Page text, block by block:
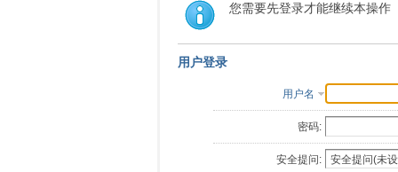
您需要先登录才能继续本操作
用户登录
用户名
密码:
安全提问: